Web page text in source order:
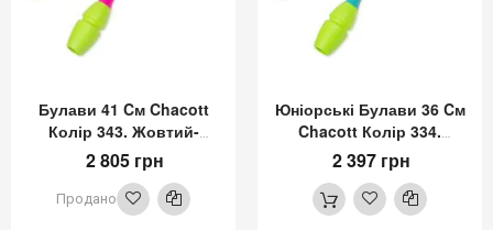
Булави 41 Cм Chacott
Колір 343. Жовтий-
Рожевий (Yellow-Pink)
2 805 грн
Продано
Юніорські Булави 36 Cм
Chacott Колір 334.
Жовтий-М'ятний
2 397 грн